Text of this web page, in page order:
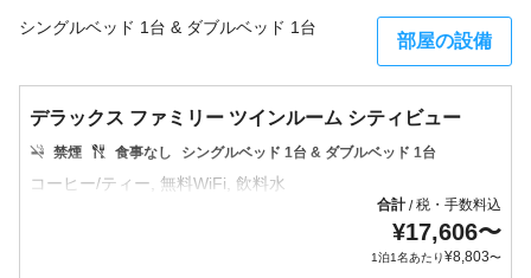
シングルベッド 1台 & ダブルベッド 1台
部屋の設備
デラックス ファミリー ツインルーム シティビュー
禁煙 食事なし シングルベッド 1台 & ダブルベッド 1台
合計/税・手数料込
¥17,606〜
1泊1名あたり¥8,803〜